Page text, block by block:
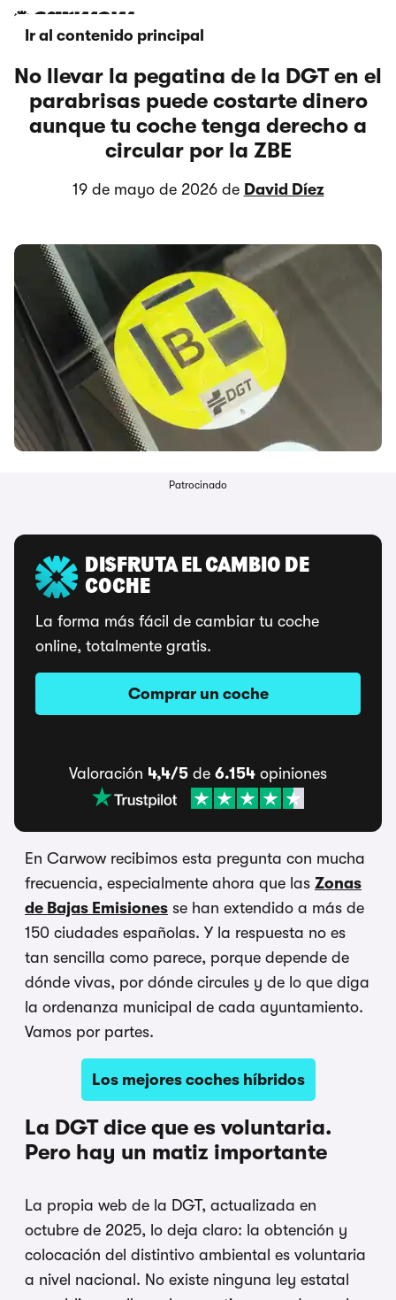
Ir al contenido principal
No llevar la pegatina de la DGT en el
parabrisas puede costarte dinero
aunque tu coche tenga derecho a
circular por la ZBE
19 de mayo de 2026 de David Díez
Patrocinado
En Carwow recibimos esta pregunta con mucha
frecuencia, especialmente ahora que las Zonas
de Bajas Emisiones se han extendido a más de
150 ciudades españolas. Y la respuesta no es
tan sencilla como parece, porque depende de
dónde vivas, por dónde circules y de lo que diga
la ordenanza municipal de cada ayuntamiento.
Vamos por partes.
Los mejores coches híbridos
La DGT dice que es voluntaria.
Pero hay un matiz importante
La propia web de la DGT, actualizada en
octubre de 2025, lo deja claro: la obtención y
colocación del distintivo ambiental es voluntaria
a nivel nacional. No existe ninguna ley estatal
DISFRUTA EL CAMBIO DE
COCHE
La forma más fácil de cambiar tu coche
online, totalmente gratis.
Comprar un coche
Valoración 4,4/5 de 6.154 opiniones